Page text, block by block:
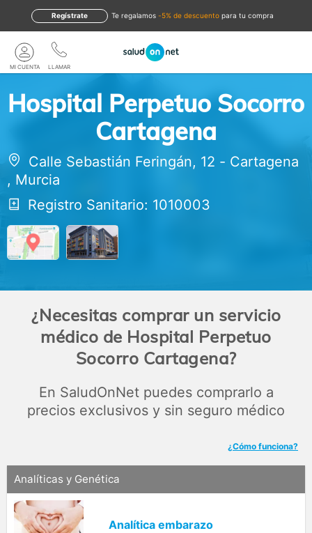
te regalamos -5% de descuento para tu compra
Regístrate
LLAMAR
MI CUENTA
Hospital Perpetuo Socorro
Cartagena
Calle Sebastián Feringán, 12 - Cartagena
, Murcia
Registro Sanitario: 1010003
¿Necesitas comprar un servicio
médico de Hospital Perpetuo
Socorro Cartagena?
En SaludOnNet puedes comprarlo a
precios exclusivos y sin seguro médico
¿Cómo funciona?
Analíticas y Genética
Analítica embarazo